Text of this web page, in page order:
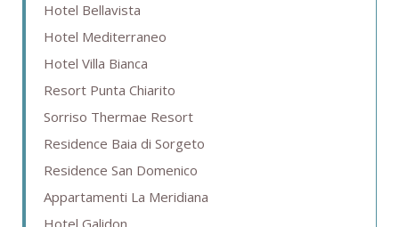
Hotel Bellavista
Hotel Mediterraneo
Hotel Villa Bianca
Resort Punta Chiarito
Sorriso Thermae Resort
Residence Baia di Sorgeto
Residence San Domenico
Appartamenti La Meridiana